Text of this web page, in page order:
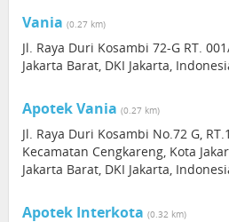
Vania (0.27 km)
Jl. Raya Duri Kosambi 72-G RT.
Jakarta Barat, DKI Jakarta,
Apotek Vania (0.27 km)
Jl. Raya Duri Kosambi No.72 G,
Kecamatan Cengkareng, Kota
Jakarta Barat, DKI Jakarta,
Apotek Interkota (0.32 km)